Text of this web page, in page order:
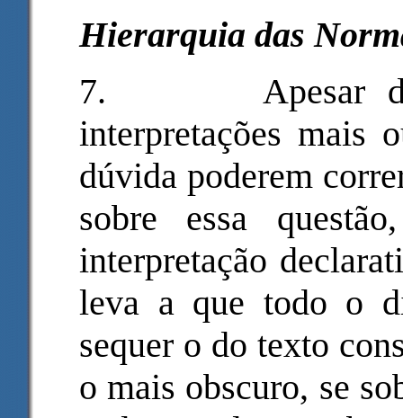
Hierarquia das
7.Apesar
interpretações mais
dúvida poderem
sobre essa
interpretação
leva a que todo o
sequer o do texto
o mais obscuro, se